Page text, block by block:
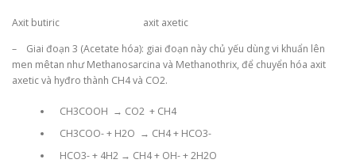
Axit butiric axit axetic
– Giai đoạn 3 (Acetate hóa): giai đoạn này chủ yếu dùng vi khuẩn lên
men mêtan như Methanosarcina và Methanothrix, để chuyển hóa axit
axetic và hyđro thành CH4 và CO2.
CH3COOH → CO2 + CH4
CH3COO- + H2O → CH4 + HCO3-
HCO3- + 4H2 → CH4 + OH- + 2H2O